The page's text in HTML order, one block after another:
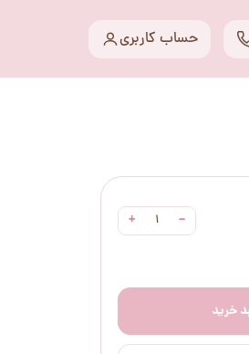
حساب کاربری
−
+
خرید